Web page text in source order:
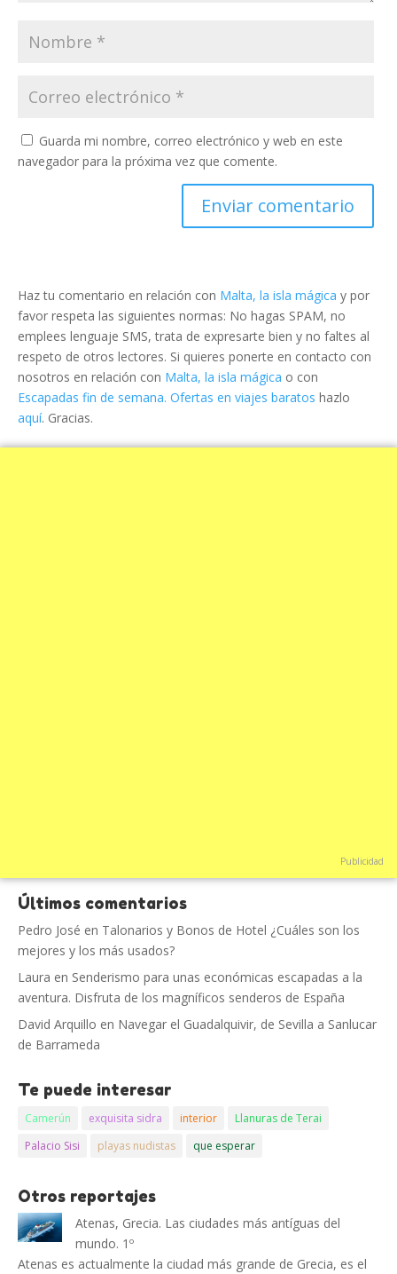
Guarda mi nombre, correo electrónico y web en este
navegador para la próxima vez que comente.
Haz tu comentario en relación con Malta, la isla mágica y por
favor respeta las siguientes normas: No hagas SPAM, no
emplees lenguaje SMS, trata de expresarte bien y no faltes al
respeto de otros lectores. Si quieres ponerte en contacto con
nosotros en relación con Malta, la isla mágica o con
Escapadas fin de semana. Ofertas en viajes baratos hazlo
aquí. Gracias.
Publicidad
Últimos comentarios
Pedro José en Talonarios y Bonos de Hotel ¿Cuáles son los
mejores y los más usados?
Laura en Senderismo para unas económicas escapadas a la
aventura. Disfruta de los magníficos senderos de España
David Arquillo en Navegar el Guadalquivir, de Sevilla a Sanlucar
de Barrameda
Te puede interesar
Camerún exquisita sidra interior
Llanuras de Terai
Palacio Sisi
playas nudistas que esperar
Otros reportajes
Atenas, Grecia. Las ciudades más antíguas del
mundo. 1º
Atenas es actualmente la ciudad más grande de Grecia, es el